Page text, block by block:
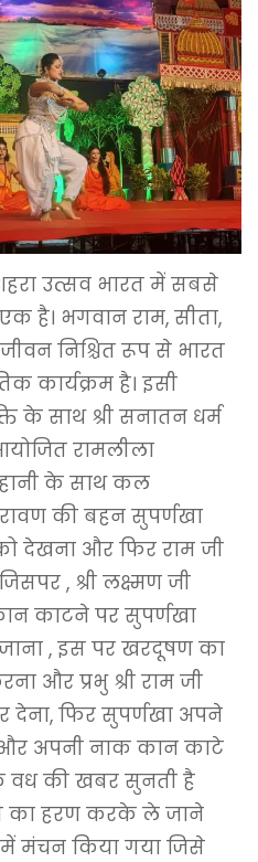
उत्सव भारत में सबसे
है। भगवान राम, सीता,
निश्चित रूप से भारत
कार्यक्रम है। इसी
के साथ श्री सनातन धर्म
रामलीला
के साथ कल
की बहन सुपर्णखा
को देखना और फिर राम जी
, श्री लक्ष्मण जी
काटने पर सुपर्णखा
, इस पर खरदूषण का
और प्रभु श्री राम जी
देना, फिर सुपर्णखा अपने
और अपनी नाक कान काटे
की खबर सुनती है
का हरण करके ले जाने
मंचन किया गया जिसे